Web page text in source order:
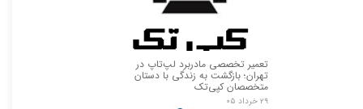
تعمیر تخصصی مادربرد لپ‌تاپ در
تهران؛ بازگشت به زندگی با دستان
متخصصان کپی‌تک
۲۹ خرداد ۰۵